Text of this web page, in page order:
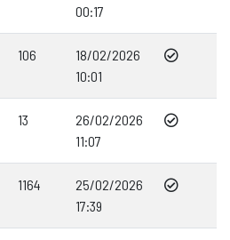
00:17
106
18/02/2026
10:01
13
26/02/2026
11:07
1164
25/02/2026
17:39